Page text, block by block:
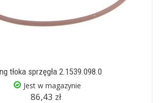
tłoka sprzęgła 2.1539.098.0
Jest w magazynie
86,43 zł